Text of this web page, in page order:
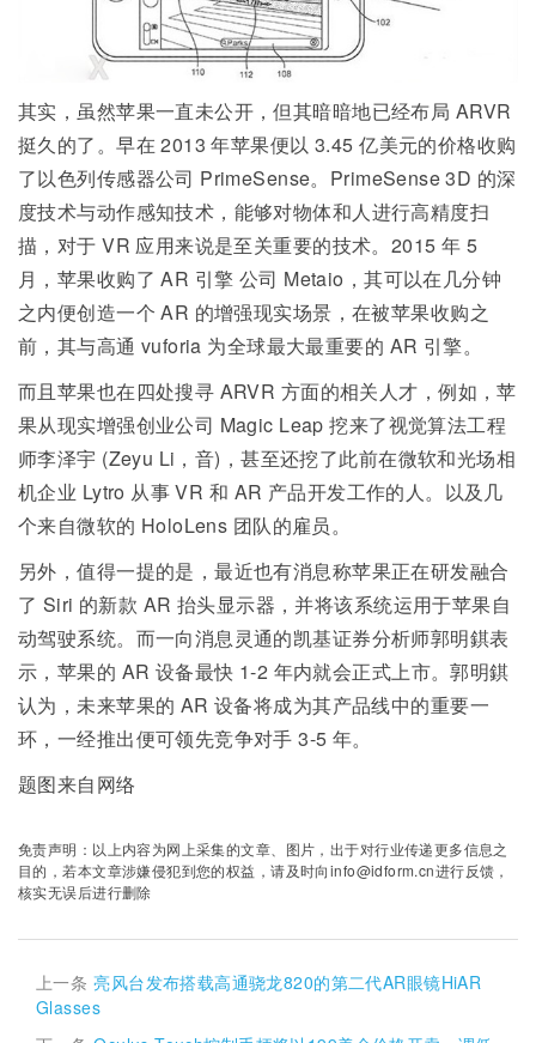
其实，虽然苹果一直未公开，但其暗暗地已经布局 ARVR
挺久的了。早在 2013 年苹果便以 3.45 亿美元的价格收购
了以色列传感器公司 PrimeSense。PrimeSense 3D 的深
度技术与动作感知技术，能够对物体和人进行高精度扫
描，对于 VR 应用来说是至关重要的技术。2015 年 5
月，苹果收购了 AR 引擎 公司 Metaio，其可以在几分钟
之内便创造一个 AR 的增强现实场景，在被苹果收购之
前，其与高通 vuforia 为全球最大最重要的 AR 引擎。
而且苹果也在四处搜寻 ARVR 方面的相关人才，例如，苹
果从现实增强创业公司 Magic Leap 挖来了视觉算法工程
师李泽宇 (Zeyu Li，音)，甚至还挖了此前在微软和光场相
机企业 Lytro 从事 VR 和 AR 产品开发工作的人。以及几
个来自微软的 HoloLens 团队的雇员。
另外，值得一提的是，最近也有消息称苹果正在研发融合
了 Siri 的新款 AR 抬头显示器，并将该系统运用于苹果自
动驾驶系统。而一向消息灵通的凯基证券分析师郭明錤表
示，苹果的 AR 设备最快 1-2 年内就会正式上市。郭明錤
认为，未来苹果的 AR 设备将成为其产品线中的重要一
环，一经推出便可领先竞争对手 3-5 年。
题图来自网络
免责声明：以上内容为网上采集的文章、图片，出于对行业传递更多信息之
目的，若本文章涉嫌侵犯到您的权益，请及时向info@idform.cn进行反馈，
核实无误后进行删除
上一条 亮风台发布搭载高通骁龙820的第二代AR眼镜HiAR
Glasses